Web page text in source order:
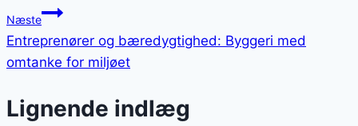
Næste
Entreprenører og bæredygtighed: Byggeri med
omtanke for miljøet
Lignende indlæg